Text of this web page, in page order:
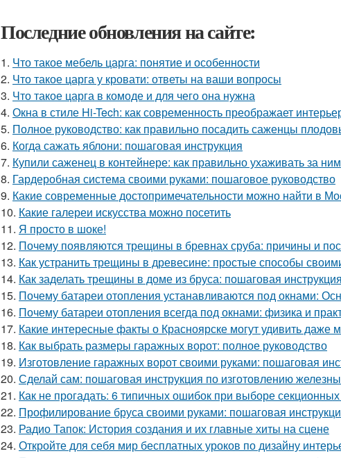
Последние обновления на сайте:
1. Что такое мебель царга: понятие и особенности
2. Что такое царга у кровати: ответы на ваши вопросы
3. Что такое царга в комоде и для чего она нужна
4. Окна в стиле Hi-Tech: как современность преображает
5. Полное руководство: как правильно посадить саженцы
6. Когда сажать яблони: пошаговая инструкция
7. Купили саженец в контейнере: как правильно ухаживать за ним
8. Гардеробная система своими руками: пошаговое руководство
9. Какие современные достопримечательности можно найти в
10. Какие галереи искусства можно посетить
11. Я просто в шоке!
12. Почему появляются трещины в бревнах сруба: причины и
13. Как устранить трещины в древесине: простые способы
14. Как заделать трещины в доме из бруса: пошаговая инструкция
15. Почему батареи отопления устанавливаются под окнами:
16. Почему батареи отопления всегда под окнами: физика и
17. Какие интересные факты о Красноярске могут удивить даже
18. Как выбрать размеры гаражных ворот: полное руководство
19. Изготовление гаражных ворот своими руками: пошаговая
20. Сделай сам: пошаговая инструкция по изготовлению
21. Как не прогадать: 6 типичных ошибок при выборе
22. Профилирование бруса своими руками: пошаговая
23. Радио Тапок: История создания и их главные хиты на сцене
24. Откройте для себя мир бесплатных уроков по дизайну